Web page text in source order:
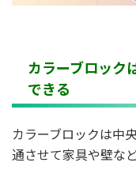
カラーブロック
できる
カラーブロックは中
通させて家具や壁な